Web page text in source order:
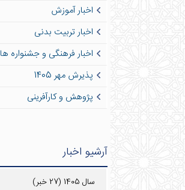
اخبار آموزش
اخبار تربیت بدنی
اخبار فرهنگی و جشنواره ها
پذیرش مهر 1405
پژوهش و کارآفرینی
آرشیو اخبار
سال 1405 (27 خبر)